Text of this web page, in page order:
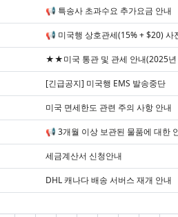
📢 특송사 초과수요 추가요금 안내
📢 미국행 상호관세(15% + $20) 사
★★미국 통관 및 관세 안내(2025년
[긴급공지] 미국행 EMS 발송중단
미국 면세한도 관련 주의 사항 안내
📢 3개월 이상 보관된 물품에 대한
세금계산서 신청안내
DHL 캐나다 배송 서버스 재개 안내